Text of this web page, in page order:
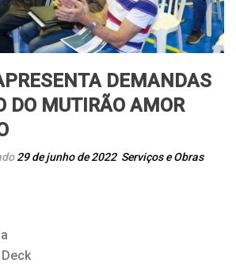
DEMANDAS
DO MUTIRÃO AMOR
29 de junho de 2022 Serviços e Obras